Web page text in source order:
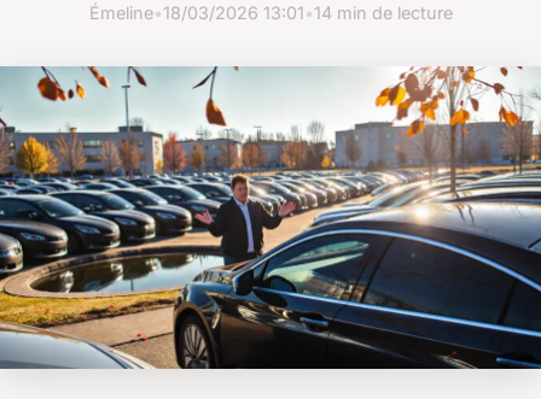
Émeline•18/03/2026 13:01•14 min de lecture